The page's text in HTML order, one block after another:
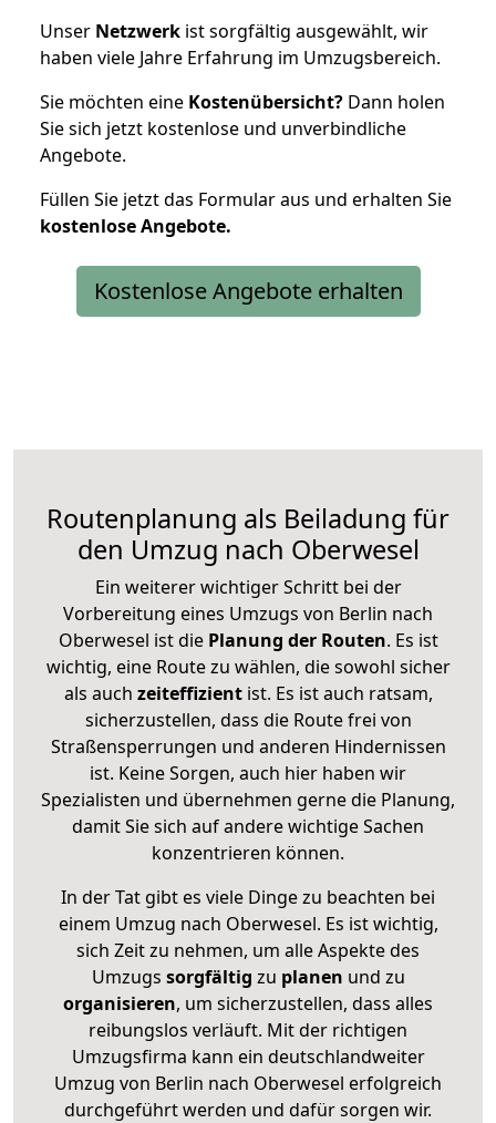
Unser Netzwerk ist sorgfältig ausgewählt, wir
haben viele Jahre Erfahrung im Umzugsbereich.
Sie möchten eine Kostenübersicht? Dann holen
Sie sich jetzt kostenlose und unverbindliche
Angebote.
Füllen Sie jetzt das Formular aus und erhalten Sie
kostenloseAngebote.
Kostenlose Angebote erhalten
Routenplanung als Beiladung für
den Umzug nach Oberwesel
Ein weiterer wichtiger Schritt bei der
Vorbereitung eines Umzugs von Berlin nach
Oberwesel ist diePlanung der Routen. Es ist
wichtig, eine Route zu wählen, die sowohl sicher
als auch zeiteffizientist. Es ist auch ratsam,
sicherzustellen, dass die Route frei von
Straßensperrungen und anderen Hindernissen
ist. Keine Sorgen, auch hier haben wir
Spezialisten und übernehmen gerne die Planung,
damit Sie sich auf andere wichtige Sachen
konzentrieren können.
In der Tat gibt es viele Dinge zu beachten bei
einem Umzug nach Oberwesel. Es ist wichtig,
sich Zeit zu nehmen, um alle Aspekte des
Umzugs sorgfältig zu planen und zu
organisieren, um sicherzustellen, dass alles
reibungslos verläuft. Mit der richtigen
Umzugsfirma kann ein deutschlandweiter
Umzug von Berlin nach Oberwesel erfolgreich
durchgeführt werden und dafür sorgen wir.